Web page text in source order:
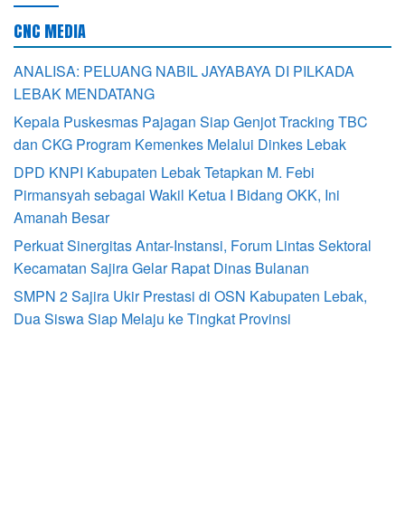
CNC MEDIA
ANALISA: PELUANG NABIL JAYABAYA DI PILKADA
LEBAK MENDATANG
Kepala Puskesmas Pajagan Siap Genjot Tracking TBC
dan CKG Program Kemenkes Melalui Dinkes Lebak
DPD KNPI Kabupaten Lebak Tetapkan M. Febi
Pirmansyah sebagai Wakil Ketua I Bidang OKK, Ini
Amanah Besar
Perkuat Sinergitas Antar-Instansi, Forum Lintas Sektoral
Kecamatan Sajira Gelar Rapat Dinas Bulanan
SMPN 2 Sajira Ukir Prestasi di OSN Kabupaten Lebak,
Dua Siswa Siap Melaju ke Tingkat Provinsi